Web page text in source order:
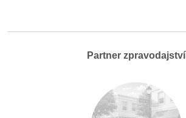
Partner zpravodajství